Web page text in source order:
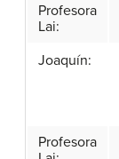
Profesora
Lai:
Joaquín:
Profesora